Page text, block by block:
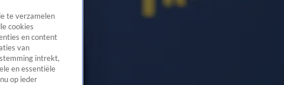
te verzamelen
cookies
en content
van
intrekt,
en essentiële
op ieder